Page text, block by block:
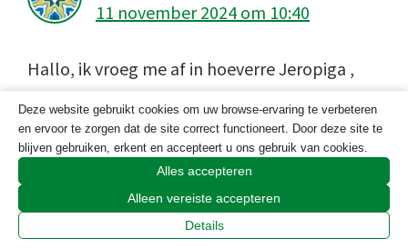
11 november 2024 om 10:40
Hallo, ik vroeg me af in hoeverre Jeropiga ,
wordt er wijnalcohol toegevoegd om de
fermentatie te stoppen en de zoetheid te
bewaren. Bovendien vroeg ik me af wat/wie
nu de werkelijke uitvinders zijn van de port,
(twee Engelsen(algemeen aangenomen), Een
Deze website gebruikt cookies om uw browse-ervaring te verbeteren
en ervoor te zorgen dat de site correct functioneert. Door deze site te
blijven gebruiken, erkent en accepteert u ons gebruik van cookies.
Alles accepteren
Alleen vereiste accepteren
Details